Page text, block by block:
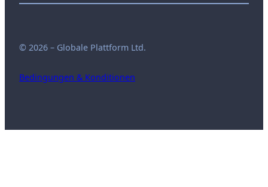
© 2026 – Globale Plattform Ltd.
Bedingungen & Konditionen